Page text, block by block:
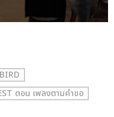
ตอน เพลงตามคำขอ